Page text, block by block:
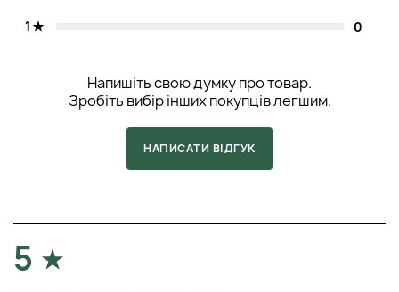
1 0
Напишіть свою думку про товар.
Зробіть вибір інших покупців легшим.
НАПИСАТИ ВІДГУК
5